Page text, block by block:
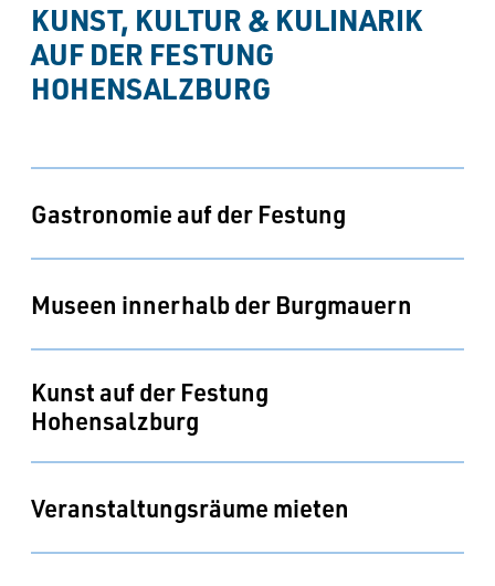
KUNST, KULTUR & KULINARIK
AUF DER FESTUNG
HOHENSALZBURG
Gastronomie auf der Festung
Museen innerhalb der Burgmauern
Kunst auf der Festung
Hohensalzburg
Veranstaltungsräume mieten